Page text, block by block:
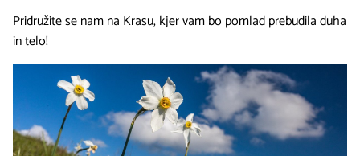
Pridružite se nam na Krasu, kjer vam bo pomlad prebudila duha
in telo!